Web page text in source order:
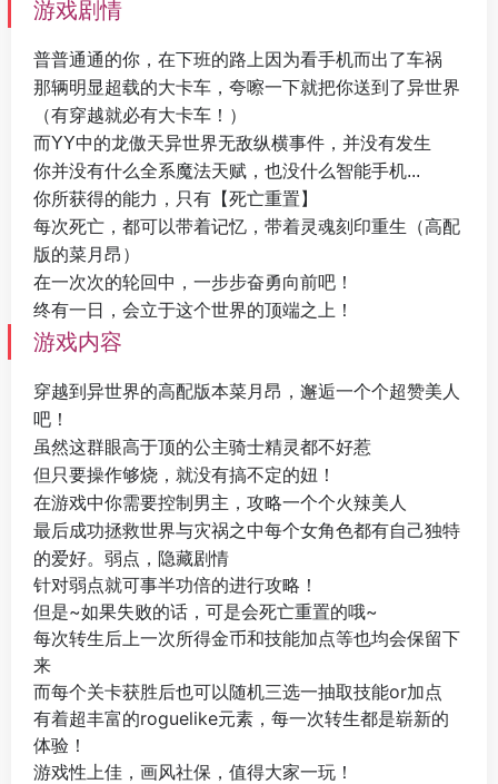
游戏剧情
普普通通的你，在下班的路上因为看手机而出了车祸
那辆明显超载的大卡车，夸嚓一下就把你送到了异世界
（有穿越就必有大卡车！）
而YY中的龙傲天异世界无敌纵横事件，并没有发生
你并没有什么全系魔法天赋，也没什么智能手机...
你所获得的能力，只有【死亡重置】
每次死亡，都可以带着记忆，带着灵魂刻印重生（高配
版的菜月昂）
在一次次的轮回中，一步步奋勇向前吧！
终有一日，会立于这个世界的顶端之上！
游戏内容
穿越到异世界的高配版本菜月昂，邂逅一个个超赞美人
吧！
虽然这群眼高于顶的公主骑士精灵都不好惹
但只要操作够烧，就没有搞不定的妞！
在游戏中你需要控制男主，攻略一个个火辣美人
最后成功拯救世界与灾祸之中每个女角色都有自己独特
的爱好。弱点，隐藏剧情
针对弱点就可事半功倍的进行攻略！
但是~如果失败的话，可是会死亡重置的哦~
每次转生后上一次所得金币和技能加点等也均会保留下
来
而每个关卡获胜后也可以随机三选一抽取技能or加点
有着超丰富的roguelike元素，每一次转生都是崭新的
体验！
游戏性上佳，画风社保，值得大家一玩！